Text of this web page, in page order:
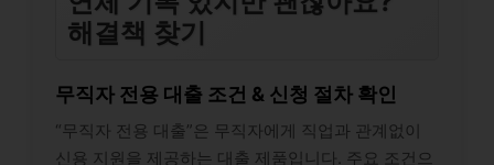
해결책 찾기
무직자 전용 대출 조건 & 신청 절차 확인
“무직자 전용 대출”은 무직자에게 직업과 관계없이
신용 지원을 제공하는 대출 제품입니다. 주요 조건으